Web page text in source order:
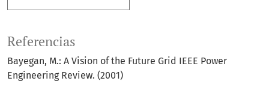
Referencias
Bayegan, M.: A Vision of the Future Grid IEEE Power
Engineering Review. (2001)